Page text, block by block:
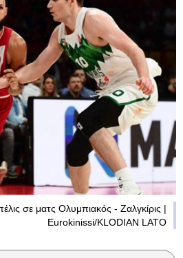
σε ματς Ολυμπιακός - Ζαλγκίρις |
Eurokinissi/KLODIAN LATO